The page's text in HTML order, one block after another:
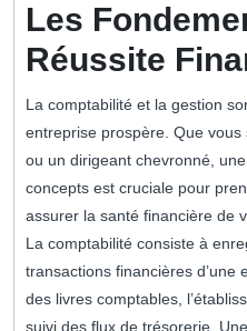
Les
Réussite
La comptabilité et la gestion
entreprise prospère. Que
ou un dirigeant chevronné,
concepts est cruciale pour
assurer la santé financière de
La comptabilité consiste à
transactions financières d’une
des livres comptables,
suivi des flux de trésorerie.